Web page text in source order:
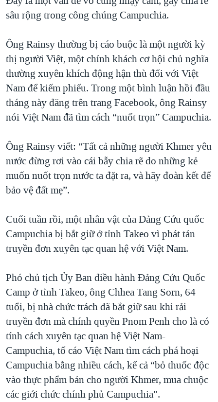
sâu rộng trong công chúng Campuchia.
Ông Rainsy thường bị cáo buộc là một người kỳ
thị người Việt, một chính khách cơ hội chủ nghĩa
thường xuyên khích động hận thù đối với Việt
Nam để kiếm phiếu. Trong một bình luận hồi đầu
tháng này đăng trên trang Facebook, ông Rainsy
nói Việt Nam đã tìm cách “nuốt trọn” Campuchia.
Ông Rainsy viết: “Tất cả những người Khmer yêu
nước đừng rơi vào cái bẫy chia rẽ do những kẻ
muốn nuốt trọn nước ta đặt ra, và hãy đoàn kết để
bảo vệ đất mẹ”.
Cuối tuần rồi, một nhân vật của Đảng Cứu quốc
Campuchia bị bắt giữ ở tỉnh Takeo vì phát tán
truyền đơn xuyên tạc quan hệ với Việt Nam.
Phó chủ tịch Ủy Ban điều hành Đảng Cứu Quốc
Camp ở tỉnh Takeo, ông Chhea Tang Sorn, 64
tuổi, bị nhà chức trách đã bắt giữ sau khi rải
truyền đơn mà chính quyền Pnom Penh cho là có
tính cách xuyên tạc quan hệ Việt Nam-
Campuchia, tố cáo Việt Nam tìm cách phá hoại
Campuchia bằng nhiều cách, kể cả “bỏ thuốc độc
vào thực phẩm bán cho người Khmer, mua chuộc
các giới chức chính phủ Campuchia".